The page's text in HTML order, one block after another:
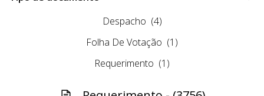
Despacho (4)
Folha De Votação (1)
Requerimento (1)